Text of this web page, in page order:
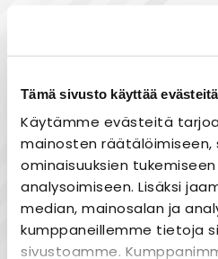
Tämä sivusto käyttää evästeitä
Käytämme evästeitä
mainosten räätälöimiseen,
ominaisuuksien
analysoimiseen. Lisäksi
median, mainosalan ja
kumppaneillemme tietoja
sivustoamme.
Maksa
Nopea
Heti